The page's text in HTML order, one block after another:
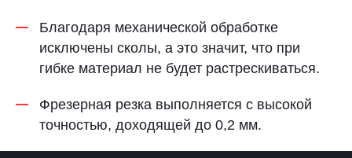
Благодаря механической обработке
исключены сколы, а это значит, что при
гибке материал не будет растрескиваться.
Фрезерная резка выполняется с высокой
точностью, доходящей до 0,2 мм.